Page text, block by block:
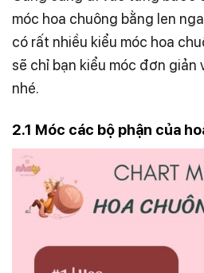
móc hoa chuông bằng len
có rất nhiều kiểu móc hoa
sẽ chỉ bạn kiểu móc đơn giản
nhé.
2.1 Móc các bộ phận của